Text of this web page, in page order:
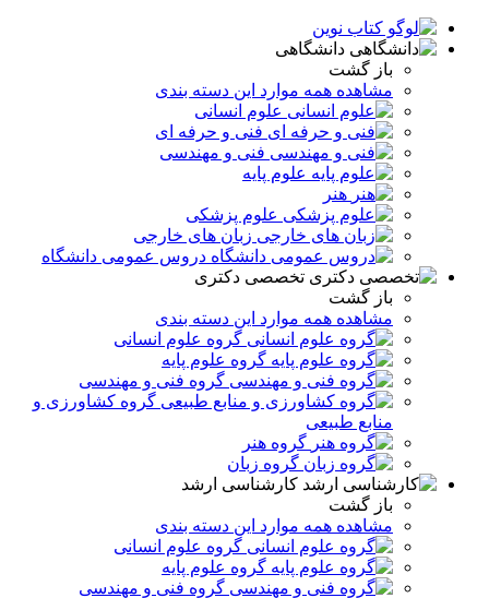
دانشگاهی
باز گشت
مشاهده همه موارد این دسته بندی
علوم انسانی
فنی و حرفه ای
فنی و مهندسی
علوم پایه
هنر
علوم پزشکی
زبان های خارجی
دروس عمومی دانشگاه
تخصصی دکتری
باز گشت
مشاهده همه موارد این دسته بندی
گروه علوم انسانی
گروه علوم پایه
گروه فنی و مهندسی
گروه کشاورزی و
منابع طبیعی
گروه هنر
گروه زبان
کارشناسی ارشد
باز گشت
مشاهده همه موارد این دسته بندی
گروه علوم انسانی
گروه علوم پایه
گروه فنی و مهندسی